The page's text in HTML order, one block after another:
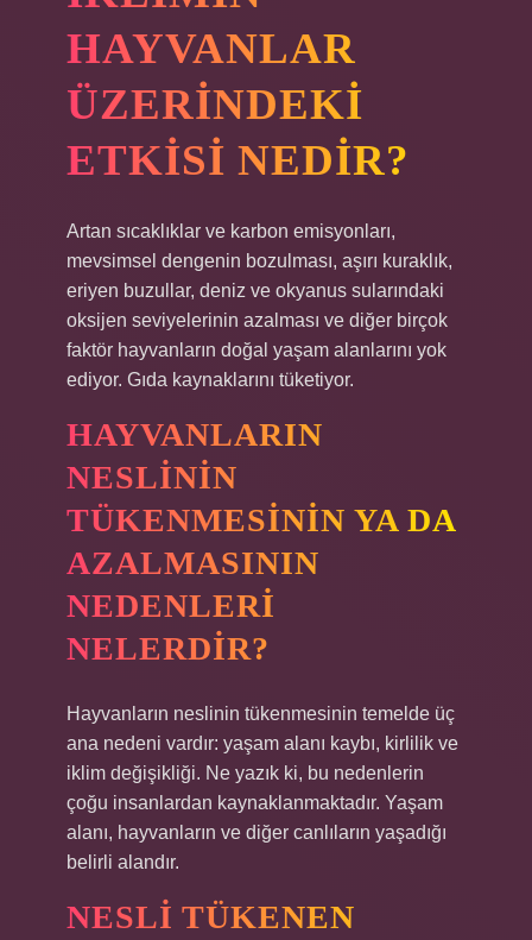
HAYVANLAR
ÜZERINDEKI
ETKISI NEDIR?
Artan sıcaklıklar ve karbon emisyonları,
mevsimsel dengenin bozulması, aşırı kuraklık,
eriyen buzullar, deniz ve okyanus sularındaki
oksijen seviyelerinin azalması ve diğer birçok
faktör hayvanların doğal yaşam alanlarını yok
ediyor. Gıda kaynaklarını tüketiyor.
HAYVANLARIN
NESLININ
TÜKENMESININ YA DA
AZALMASININ
NEDENLERI
NELERDIR?
Hayvanların neslinin tükenmesinin temelde üç
ana nedeni vardır: yaşam alanı kaybı, kirlilik ve
iklim değişikliği. Ne yazık ki, bu nedenlerin
çoğu insanlardan kaynaklanmaktadır. Yaşam
alanı, hayvanların ve diğer canlıların yaşadığı
belirli alandır.
NESLI TÜKENEN